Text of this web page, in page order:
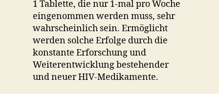
1 Tablette, die nur 1-mal pro Woche
eingenommen werden muss, sehr
wahrscheinlich sein. Ermöglicht
werden solche Erfolge durch die
konstante Erforschung und
Weiterentwicklung bestehender
und neuer HIV-Medikamente.